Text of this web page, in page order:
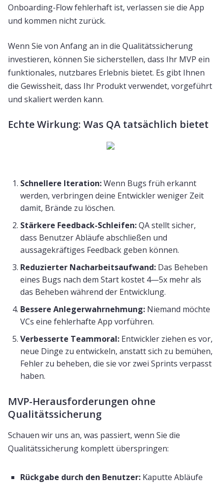
Onboarding-Flow fehlerhaft ist, verlassen sie die App
und kommen nicht zurück.
Wenn Sie von Anfang an in die Qualitätssicherung
investieren, können Sie sicherstellen, dass Ihr MVP ein
funktionales, nutzbares Erlebnis bietet. Es gibt Ihnen
die Gewissheit, dass Ihr Produkt verwendet, vorgeführt
und skaliert werden kann.
Echte Wirkung: Was QA tatsächlich bietet
Schnellere Iteration:Wenn Bugs früh erkannt
werden, verbringen deine Entwickler weniger Zeit
damit, Brände zu löschen.
Stärkere Feedback-Schleifen:QA stellt sicher,
dass Benutzer Abläufe abschließen und
aussagekräftiges Feedback geben können.
Reduzierter Nacharbeitsaufwand: Das Beheben
eines Bugs nach dem Start kostet 4—5x mehr als
das Beheben während der Entwicklung.
Bessere Anlegerwahrnehmung: Niemand möchte
VCs eine fehlerhafte App vorführen.
Verbesserte Teammoral: Entwickler ziehen es vor,
neue Dinge zu entwickeln, anstatt sich zu bemühen,
Fehler zu beheben, die sie vor zwei Sprints verpasst
haben.
MVP-Herausforderungen ohne
Qualitätssicherung
Schauen wir uns an, was passiert, wenn Sie die
Qualitätssicherung komplett überspringen:
Rückgabe durch den Benutzer: Kaputte Abläufe